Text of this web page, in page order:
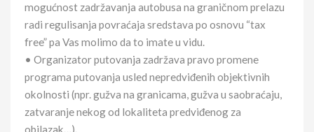
mogućnost zadržavanja autobusa na graničnom prelazu
radi regulisanja povraćaja sredstava po osnovu “tax
free” pa Vas molimo da to imate u vidu.
• Organizator putovanja zadržava pravo promene
programa putovanja usled nepredviđenih objektivnih
okolnosti (npr. gužva na granicama, gužva u saobraćaju,
zatvaranje nekog od lokaliteta predviđenog za
obilazak…).